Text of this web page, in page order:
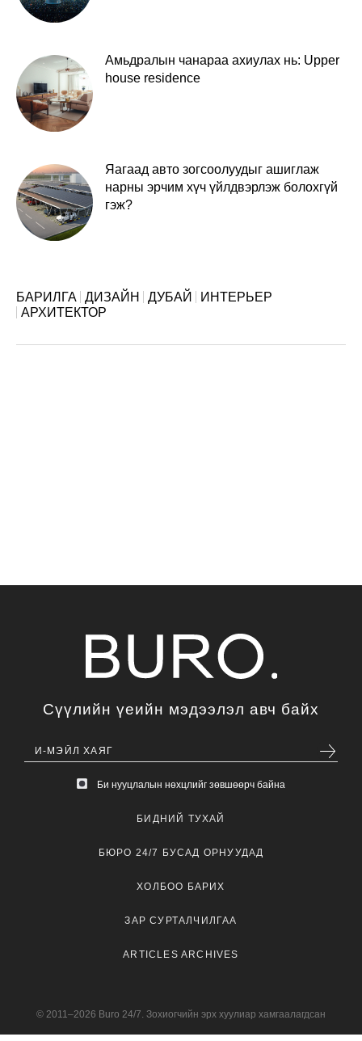
Амьдралын чанараа ахиулах нь: Upper
house residence
Яагаад авто зогсоолуудыг ашиглаж
нарны эрчим хүч үйлдвэрлэж болохгүй
гэж?
БАРИЛГА ДИЗАЙН ДУБАЙ
ИНТЕРЬЕР
АРХИТЕКТОР
Сүүлийн үеийн мэдээлэл авч байх
Би нууцлалын нөхцлийг зөвшөөрч байна
БИДНИЙ ТУХАЙ
БЮРО 24/7 БУСАД ОРНУУДАД
ХОЛБОО БАРИХ
ЗАР СУРТАЛЧИЛГАА
ARTICLES ARCHIVES
© 2011–2026 Buro 24/7. Зохиогчийн эрх хуулиар хамгаалагдсан